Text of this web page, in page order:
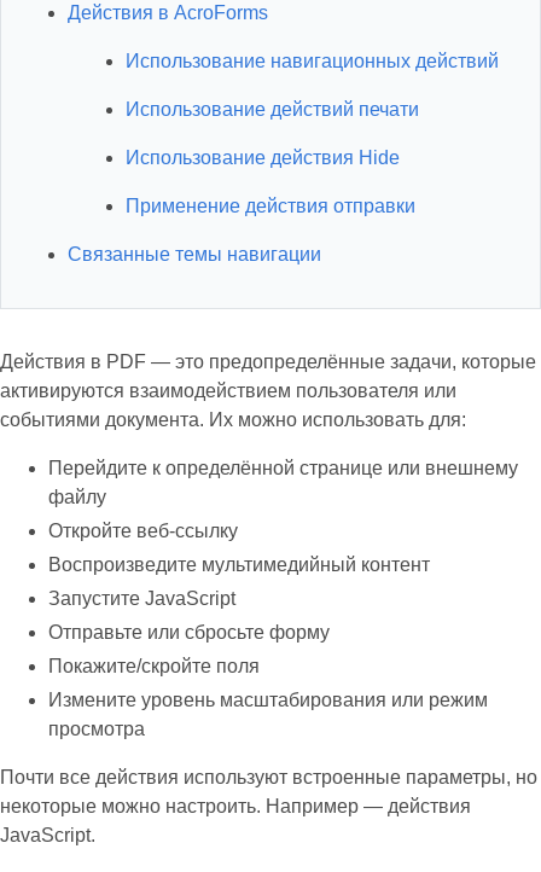
Действия в AcroForms
Использование навигационных действий
Использование действий печати
Использование действия Hide
Применение действия отправки
Связанные темы навигации
Действия в PDF — это предопределённые задачи, которые
активируются взаимодействием пользователя или
событиями документа. Их можно использовать для:
Перейдите к определённой странице или внешнему
файлу
Откройте веб‑ссылку
Воспроизведите мультимедийный контент
Запустите JavaScript
Отправьте или сбросьте форму
Покажите/скройте поля
Измените уровень масштабирования или режим
просмотра
Почти все действия используют встроенные параметры, но
некоторые можно настроить. Например — действия
JavaScript.